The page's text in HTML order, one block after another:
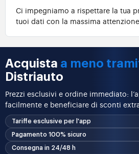
Ci impegniamo a rispettare la tua
tuoi dati con la massima attenzione.
Acquista a meno
Distriauto
Prezzi esclusivi e ordine immediato:
facilmente e beneficiare di sconti
Tariffe esclusive per l'app
Pagamento 100% sicuro
Consegna in 24/48 h